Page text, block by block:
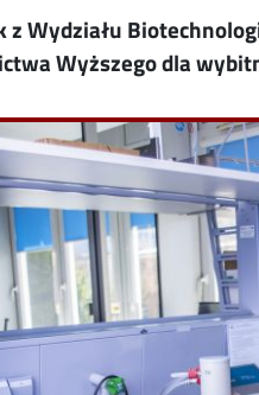
z Wydziału
Wyższego dla